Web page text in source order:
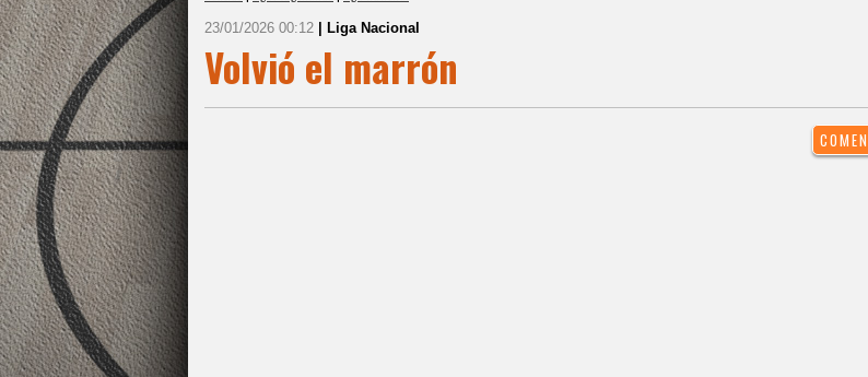
23/01/2026 00:12 | Liga Nacional
Volvió el marrón